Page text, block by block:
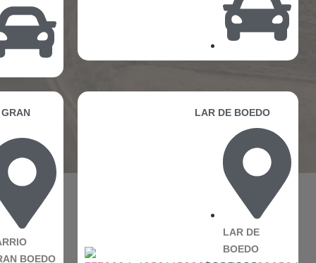
BOEDO
LAR DE BOEDO
LAR DE
BOEDO